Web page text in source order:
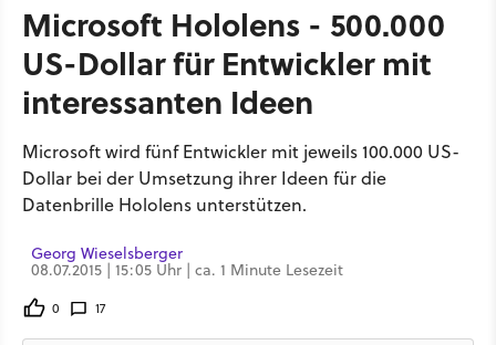
Microsoft Hololens - 500.000
US-Dollar für Entwickler mit
interessanten Ideen
Microsoft wird fünf Entwickler mit jeweils 100.000 US-
Dollar bei der Umsetzung ihrer Ideen für die
Datenbrille Hololens unterstützen.
Georg Wieselsberger
08.07.2015 | 15:05 Uhr | ca. 1 Minute Lesezeit
0 17